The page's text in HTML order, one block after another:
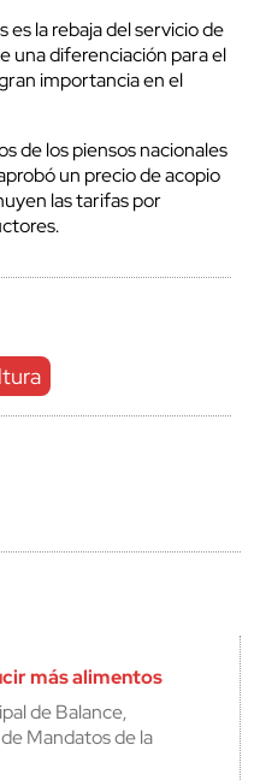
es la rebaja del servicio de
una diferenciación para el
importancia en el
de los piensos nacionales
un precio de acopio
las tarifas por
más alimentos
de Balance,
Mandatos de la